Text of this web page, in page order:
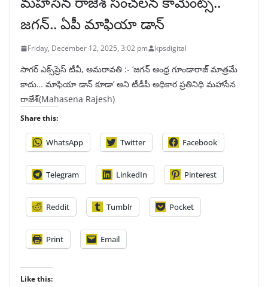
జగన్‌.. ఏపీ మాఫియా డాన్‌
Friday, December 12, 2025, 3:02 pm kpsdigital
సాగర్ ఎక్స్‌ప్రెస్ టీవీ, అమరావతి :- ‘జగన్‌ ఆంధ్ర గూండారాజ్‌ మాత్రమే
కాదు… మాఫియా డాన్‌ కూడా’ అని టీడీపీ అధికార ప్రతినిధి మహాసేన
రాజేశ్‌(Mahasena Rajesh)
Share this:
WhatsApp Twitter Facebook
Telegram LinkedIn Pinterest
Reddit Tumblr Pocket
Print Email
Like this: